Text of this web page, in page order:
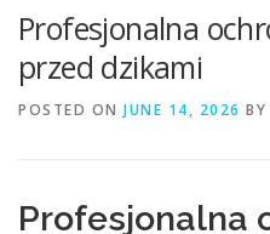
Profesjonalna
przed dzikami
POSTED ON JUNE 14, 2026 BY
Profesjonalna